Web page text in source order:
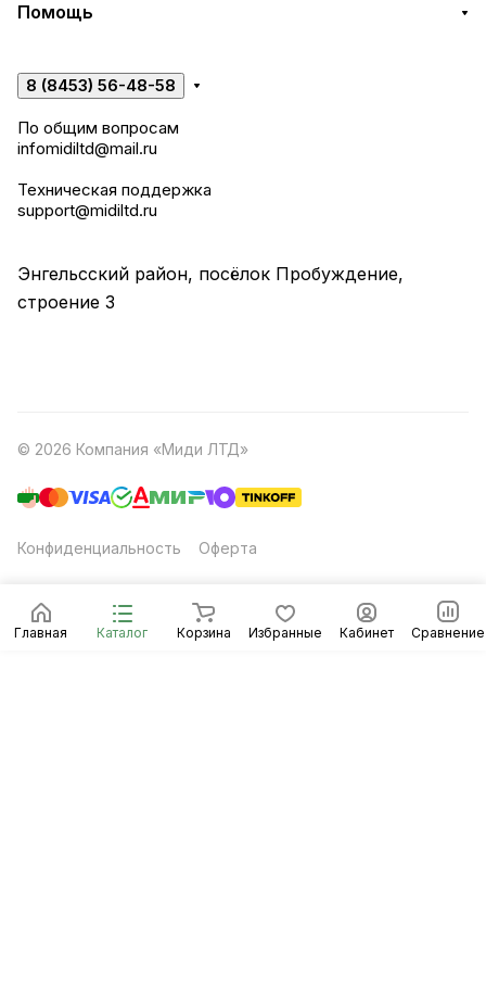
Главная Каталог Корзина Избранные Кабинет Сравнение
Помощь
8 (8453) 56-48-58
По общим вопросам
infomidiltd@mail.ru
Техническая поддержка
support@midiltd.ru
Энгельсский район, посёлок Пробуждение,
строение 3
© 2026 Компания «Миди ЛТД»
Конфиденциальность Оферта